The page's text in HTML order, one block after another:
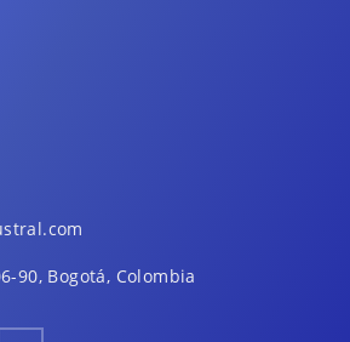
90, Bogotá, Colombia